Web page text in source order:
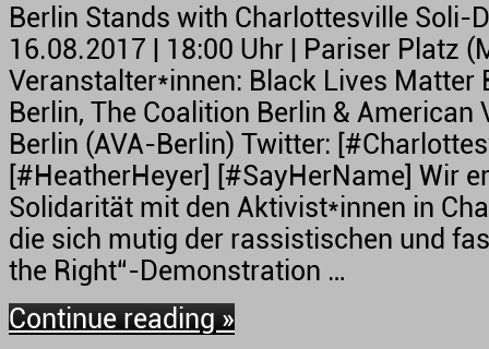
Berlin Stands with Charlottesville Soli-
16.08.2017 | 18:00 Uhr | Pariser Platz
Veranstalter*innen: Black Lives Matter
Berlin, The Coalition Berlin & American
Berlin (AVA-Berlin) Twitter:
[#HeatherHeyer] [#SayHerName] Wir
Solidarität mit den Aktivist*innen in
die sich mutig der rassistischen und
the Right“-Demonstration …
Continue reading »